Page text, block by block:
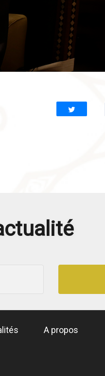
A propos